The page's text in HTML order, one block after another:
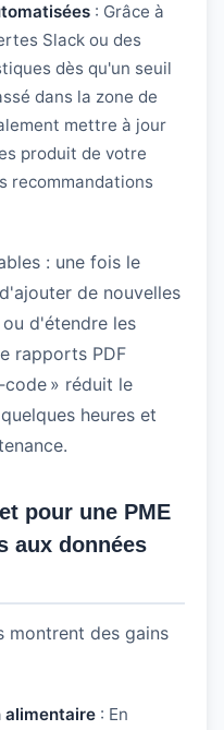
: Grâce à
Slack ou des
dès qu'un seuil
dans la zone de
mettre à jour
produit de votre
recommandations
: une fois le
de nouvelles
d'étendre les
rapports PDF
» réduit le
heures et
pour une PME
aux données
montrent des gains
alimentaire : En